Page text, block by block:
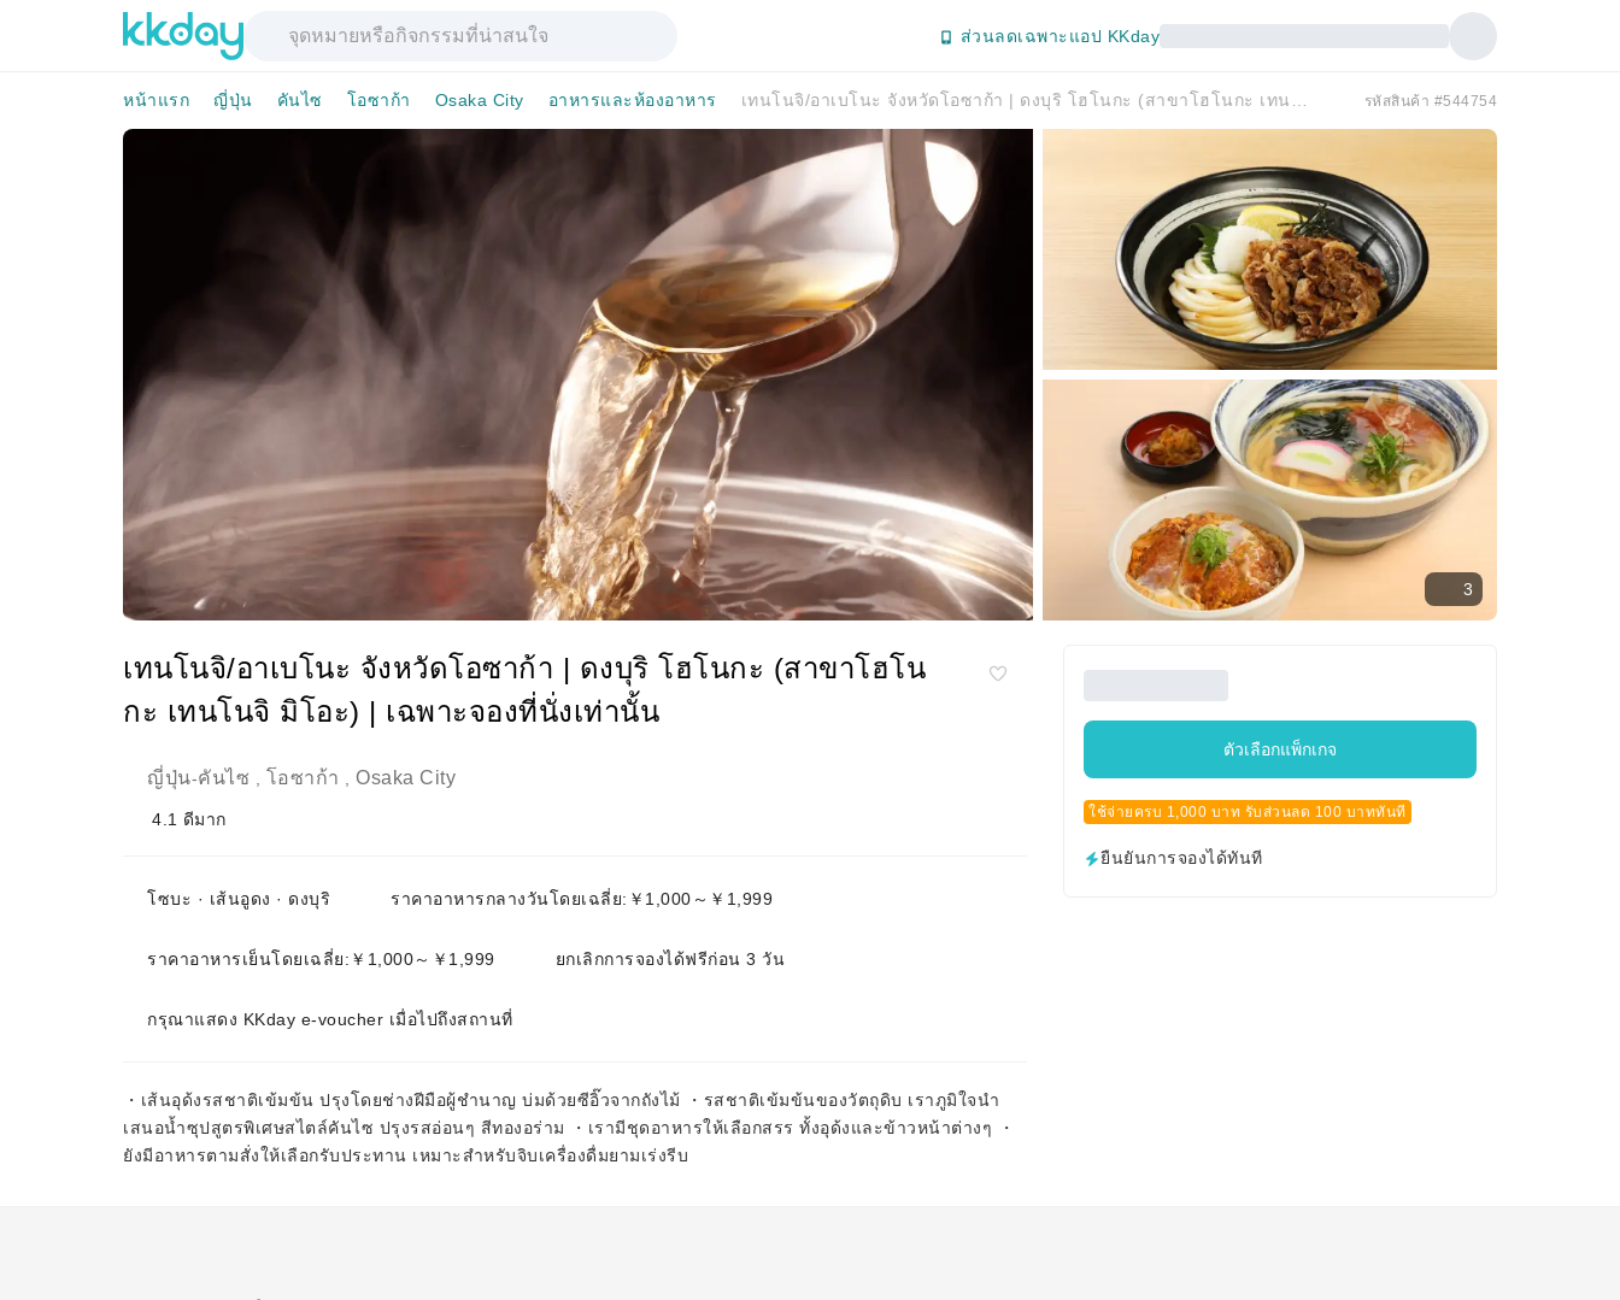
ส่วนลดเฉพาะแอป KKday
หน้าแรก ญี่ปุ่น คันไซ โอซาก้า Osaka City อาหารและห้องอาหาร รหัสสินค้า #544754
3
เทนโนจิ/อาเบโนะ จังหวัดโอซาก้า | ดงบุริ โฮโนกะ (สาขาโฮโน
กะ เทนโนจิ มิโอะ) | เฉพาะจองที่นั่งเท่านั้น
ญี่ปุ่น-คันไซ โอซาก้า Osaka City
4.1 ดีมาก
โซบะ · เส้นอูดง · ดงบุริ ราคาอาหารกลางวันโดยเฉลี่ย:￥1,000～￥1,999
ราคาอาหารเย็นโดยเฉลี่ย:￥1,000～￥1,999 ยกเลิกการจองได้ฟรีก่อน 3 วัน
กรุณาแสดง KKday e-voucher เมื่อไปถึงสถานที่
・เส้นอุด้งรสชาติเข้มข้น ปรุงโดยช่างฝีมือผู้ชำนาญ บ่มด้วยซีอิ๊วจากถังไม้ ・รสชาติเข้มข้นของวัตถุดิบ เราภูมิใจนำ
เสนอน้ำซุปสูตรพิเศษสไตล์คันไซ ปรุงรสอ่อนๆ สีทองอร่าม ・เรามีชุดอาหารให้เลือกสรร ทั้งอุด้งและข้าวหน้าต่างๆ ・
ยังมีอาหารตามสั่งให้เลือกรับประทาน เหมาะสำหรับจิบเครื่องดื่มยามเร่งรีบ
ตัวเลือกแพ็กเกจ
ใช้จ่ายครบ 1,000 บาท รับส่วนลด 100 บาททันที
ยืนยันการจองได้ทันที